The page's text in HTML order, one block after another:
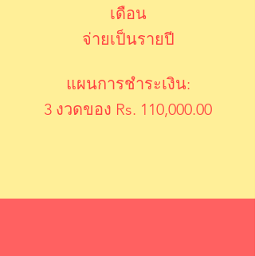
เดือน
จ่ายเป็นรายปี
แผนการชำระเงิน:
3 งวดของ Rs. 110,000.00